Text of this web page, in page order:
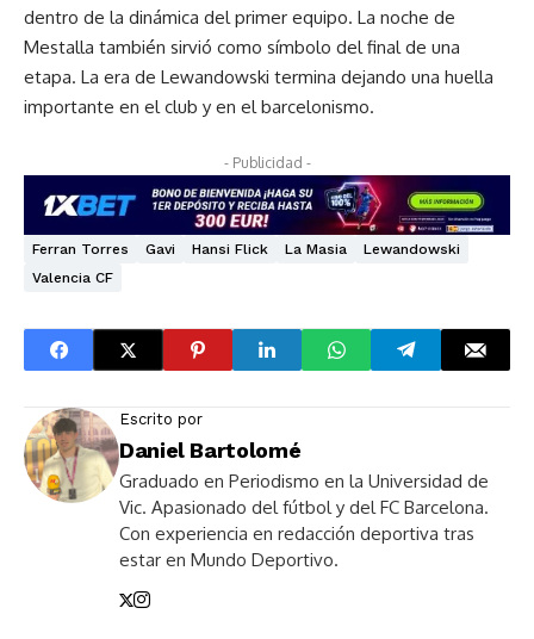
dentro de la dinámica del primer equipo. La noche de
Mestalla también sirvió como símbolo del final de una
etapa. La era de Lewandowski termina dejando una huella
importante en el club y en el barcelonismo.
- Publicidad -
Ferran Torres Gavi Hansi Flick La Masia
Lewandowski
Valencia CF
Escrito por
Daniel Bartolomé
Graduado en Periodismo en la Universidad de
Vic. Apasionado del fútbol y del FC Barcelona.
Con experiencia en redacción deportiva tras
estar en Mundo Deportivo.